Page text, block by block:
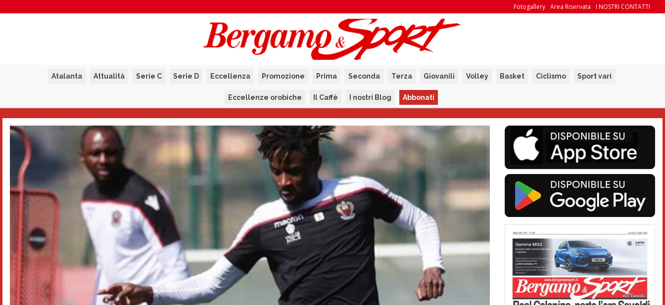
I NOSTRI CONTATTI
Area Riservata
Fotogallery
Atalanta Attualità Serie C Serie D Eccellenza Promozione Prima Seconda Terza Giovanili Volley Basket Ciclismo Sport vari
Eccellenze orobiche Il Caffè I nostri Blog Abbonati